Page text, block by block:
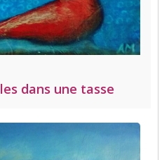
dans une tasse